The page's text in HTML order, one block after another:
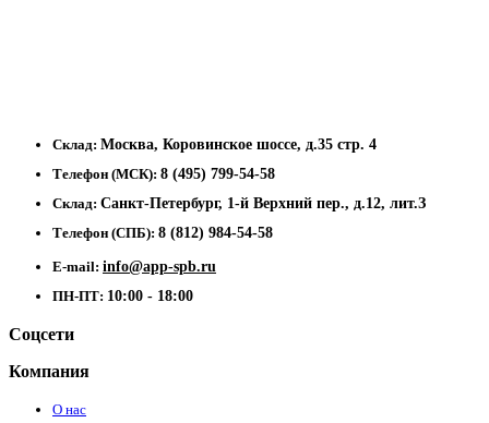
Склад: Москва, Коровинское шоссе, д.35 стр. 4
Телефон (МСК): 8 (495) 799-54-58
Склад: Санкт-Петербург, 1-й Верхний пер., д.12, лит.З
Телефон (СПБ): 8 (812) 984-54-58
E-mail: info@app-spb.ru
ПН-ПТ: 10:00 - 18:00
Соцсети
Компания
О нас